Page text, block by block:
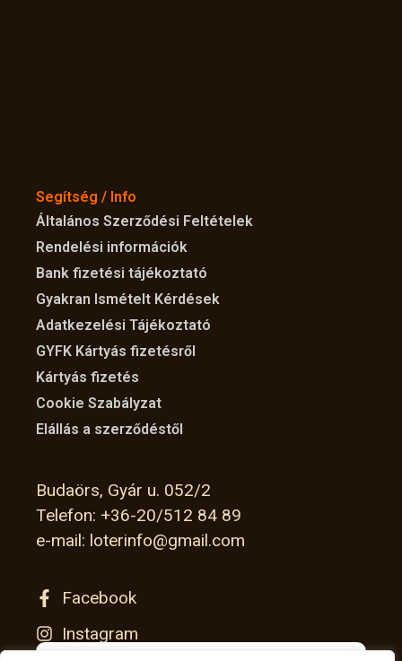
Segítség / Info
Általános Szerződési Feltételek
Rendelési információk
Bank fizetési tájékoztató
Gyakran Ismételt Kérdések
Adatkezelési Tájékoztató
GYFK Kártyás fizetésről
Kártyás fizetés
Cookie Szabályzat
Elállás a szerződéstől
Budaörs, Gyár u. 052/2
Telefon: +36-20/512 84 89
e-mail: loterinfo@gmail.com
Facebook
Instagram